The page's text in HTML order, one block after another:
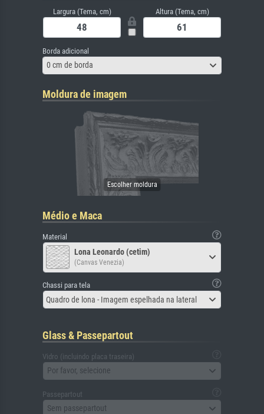
Largura (Tema, cm) Altura (Tema, cm)
Borda adicional
0 cm de borda
Moldura de imagem
Médio e Maca
Material
Lona Leonardo (cetim)
(Canvas Venezia)
Chassi para tela
Quadro de lona - Imagem espelhada na lateral
Glass & Passepartout
Vidro (incluindo placa traseira)
Por favor, selecione
Passepartout
Sem passepartout